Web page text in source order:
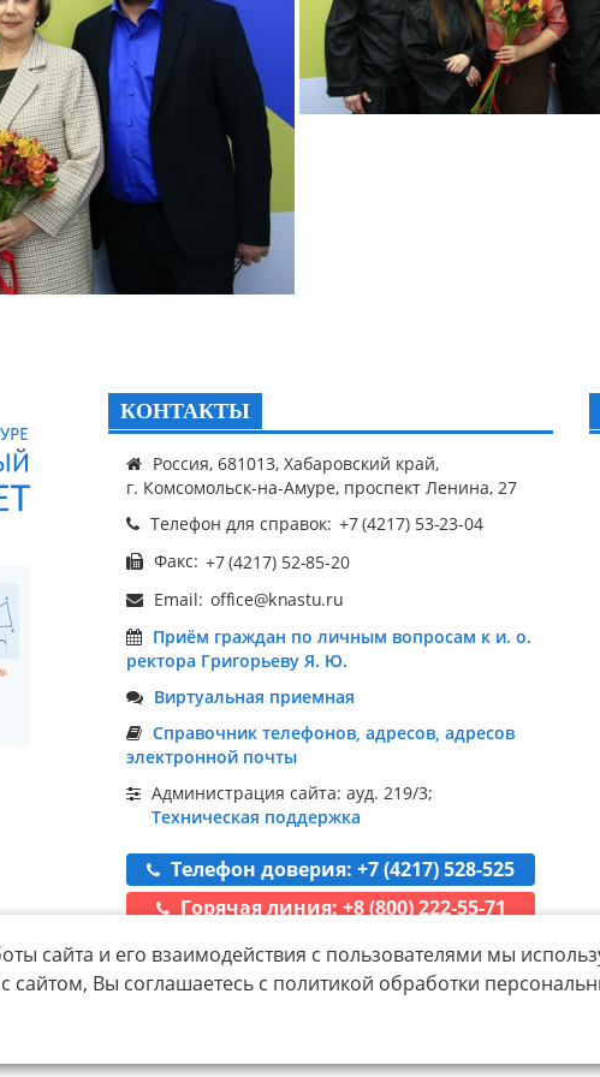
сайта и его взаимодействия с пользователями мы
сайтом, Вы соглашаетесь с политикой обработки
КОНТАКТЫ
Россия, 681013, Хабаровский край,
г. Комсомольск-на-Амуре, проспект Ленина, 27
Телефон для справок:
Факс:
Email:
Приём граждан по личным вопросам к и. о.
ректора Григорьеву Я. Ю.
Виртуальная приемная
Справочник телефонов, адресов, адресов
электронной почты
Администрация сайта: ауд. 219/3;
Техническая поддержка
Телефон доверия: +7 (4217) 528-525
Горячая линия: +8 (800) 222-55-71